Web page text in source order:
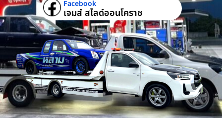
Facebook
เจมส์ สไลด์ออนโคราช